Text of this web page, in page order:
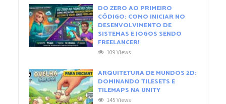
DO ZERO AO PRIMEIRO
CÓDIGO: COMO INICIAR NO
DESENVOLVIMENTO DE
SISTEMAS E JOGOS SENDO
FREELANCER!
109 Views
ARQUITETURA DE MUNDOS 2D:
DOMINANDO TILESETS E
TILEMAPS NA UNITY
145 Views